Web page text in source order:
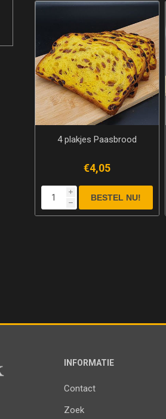
4 plakjes Paasbrood
€4,05
i
h
INFORMATIE
Contact
Zoek